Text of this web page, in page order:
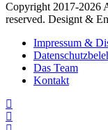
Copyright 2017-2026
reserved. Designt &
Impressum &
Das Team
Kontakt